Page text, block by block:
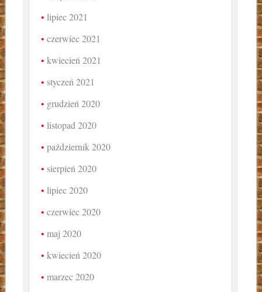
lipiec 2021
czerwiec 2021
kwiecień 2021
styczeń 2021
grudzień 2020
listopad 2020
październik 2020
sierpień 2020
lipiec 2020
czerwiec 2020
maj 2020
kwiecień 2020
marzec 2020